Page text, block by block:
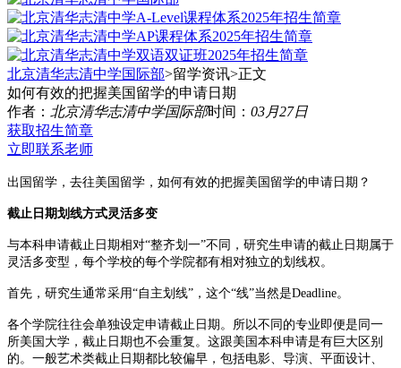
北京清华志清中学国际部>留学资讯>正文
如何有效的把握美国留学的申请日期
作者： 北京清华志清中学国际部时间： 03月27日
获取招生简章
立即联系老师
出国留学，去往美国留学，如何有效的把握美国留学的申请日期？
截止日期划线方式灵活多变
与本科申请截止日期相对“整齐划一”不同，研究生申请的截止日期属于
灵活多变型，每个学校的每个学院都有相对独立的划线权。
首先，研究生通常采用“自主划线”，这个“线”当然是Deadline。
各个学院往往会单独设定申请截止日期。所以不同的专业即便是同一
所美国大学，截止日期也不会重复。这跟美国本科申请是有巨大区别
的。一般艺术类截止日期都比较偏早，包括电影、导演、平面设计、